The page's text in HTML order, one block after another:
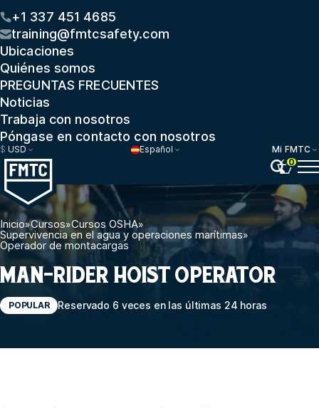
+1 337 451 4685
training@fmtcsafety.com
Ubicaciones
Quiénes somos
PREGUNTAS FRECUENTES
Noticias
Trabaja con nosotros
Póngase en contacto con nosotros
$ USD Español
Mi FMTC
0
Inicio»Cursos»Cursos OSHA»
Supervivencia en el agua y operaciones marítimas»
Operador de montacargas
MAN-RIDER HOIST OPERATOR
POPULAR Reservado 6 veces en las últimas 24 horas